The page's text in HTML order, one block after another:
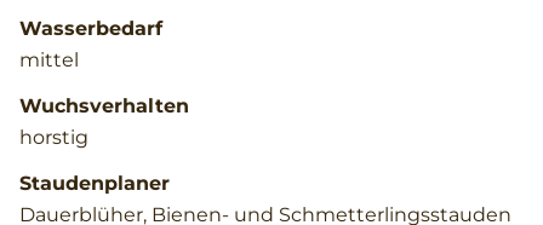
Wasserbedarf
mittel
Wuchsverhalten
horstig
Staudenplaner
Dauerblüher, Bienen- und Schmetterlingsstauden